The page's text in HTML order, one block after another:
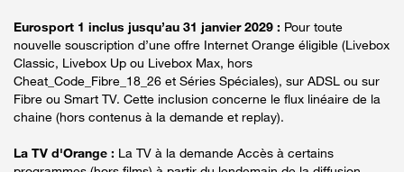
Eurosport 1 inclus jusqu’au 31 janvier 2029 : Pour toute
nouvelle souscription d’une offre Internet Orange éligible (Livebox
Classic, Livebox Up ou Livebox Max, hors
Cheat_Code_Fibre_18_26 et Séries Spéciales), sur ADSL ou sur
Fibre ou Smart TV. Cette inclusion concerne le flux linéaire de la
chaine (hors contenus à la demande et replay).
La TV d'Orange : La TV à la demande Accès à certains